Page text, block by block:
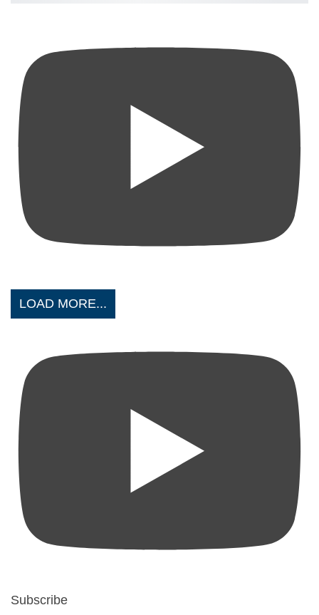
LOAD MORE...
Subscribe